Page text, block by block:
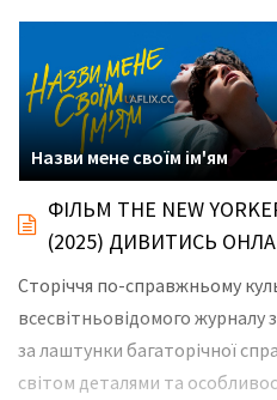
Назви мене своїм ім'ям
ФІЛЬМ THE NEW
(2025) ДИВИТИСЬ
Сторіччя по-справжньому
всесвітньовідомого журналу
за лаштунки багаторічної
світом деталями та